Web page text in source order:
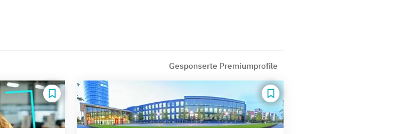
Gesponserte Premiumprofile